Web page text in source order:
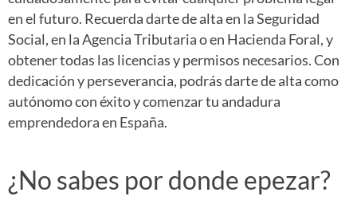
en el futuro. Recuerda darte de alta en la Seguridad
Social, en la Agencia Tributaria o en Hacienda Foral, y
obtener todas las licencias y permisos necesarios. Con
dedicación y perseverancia, podrás darte de alta como
autónomo con éxito y comenzar tu andadura
emprendedora en España.
¿No sabes por donde epezar?